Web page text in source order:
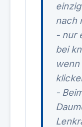
nach
- nur
bei
-